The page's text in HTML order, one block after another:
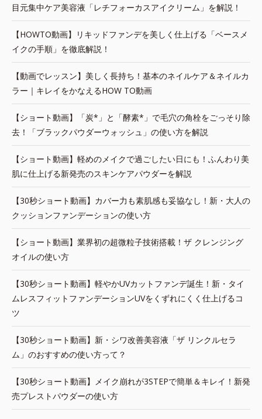
目元集中ケア美容液「レチフォーカスアイクリーム」を解説！
【HOWTO動画】リキッドファンデを美しく仕上げる「ベースメ
イクの手順」を徹底解説！
【動画でレッスン】美しく長持ち！基本のネイルケア＆ネイルカ
ラー｜キレイをかなえるHOW TO動画
【ショート動画】「炭*」と「酵素*」で毛穴の角栓をごっそり除
去！「ブラックパウダーウォッシュ」の使い方を解説
【ショート動画】軽めのメイクで過ごしたい日にも！ふんわり美
肌に仕上げる新発売のスキンケアパウダーを解説
【30秒ショート動画】カバー力も素肌感も妥協なし！新・大人の
クッションファンデーションの使い方
【ショート動画】業界初の超微粒子技術搭載！ザ クレンジング
オイルの使い方
【30秒ショート動画】軽やかUVカットファンデ誕生！新・タイ
ムレスフィットファンデーションUVをくずれにくく仕上げるコ
ツ
【30秒ショート動画】新・シワ改善美容液「ザ リンクルセラ
ム」のおすすめの使い方って？
【30秒ショート動画】メイク崩れが3STEPで簡単＆キレイ！新発
売プレストパウダーの使い方